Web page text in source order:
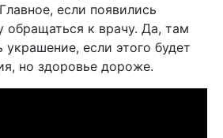
если появились
обращаться к врачу. Да, там
украшение, если этого будет
но здоровье дороже.